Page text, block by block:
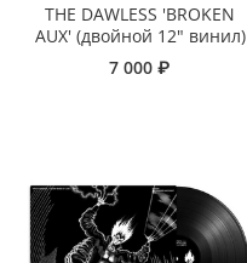
THE DAWLESS 'BROKEN
AUX' (двойной 12" винил)
7 000 ₽